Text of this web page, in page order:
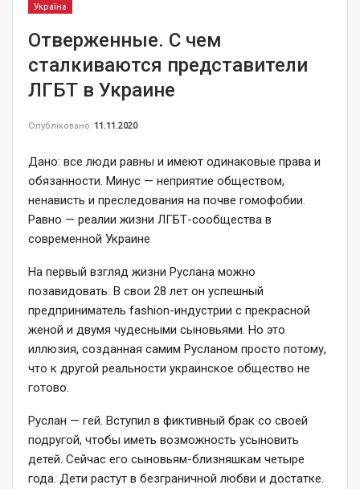
Україна
Отверженные. С чем
сталкиваются представители
ЛГБТ в Украине
Опубліковано 11.11.2020
Дано: все люди равны и имеют одинаковые права и
обязанности. Минус — неприятие обществом,
ненависть и преследования на почве гомофобии.
Равно — реалии жизни ЛГБТ-сообщества в
современной Украине
На первый взгляд жизни Руслана можно
позавидовать. В свои 28 лет он успешный
предприниматель fashion-индустрии с прекрасной
женой и двумя чудесными сыновьями. Но это
иллюзия, созданная самим Русланом просто потому,
что к другой реальности украинское общество не
готово.
Руслан — гей. Вступил в фиктивный брак со своей
подругой, чтобы иметь возможность усыновить
детей. Сейчас его сыновьям-близняшкам четыре
года. Дети растут в безграничной любви и достатке.